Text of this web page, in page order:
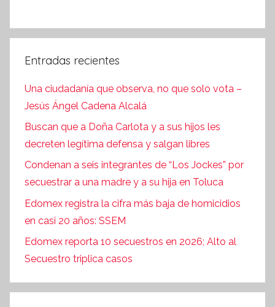
Entradas recientes
Una ciudadanía que observa, no que solo vota –
Jesús Ángel Cadena Alcalá
Buscan que a Doña Carlota y a sus hijos les
decreten legítima defensa y salgan libres
Condenan a seis integrantes de “Los Jockes” por
secuestrar a una madre y a su hija en Toluca
Edomex registra la cifra más baja de homicidios
en casi 20 años: SSEM
Edomex reporta 10 secuestros en 2026; Alto al
Secuestro triplica casos